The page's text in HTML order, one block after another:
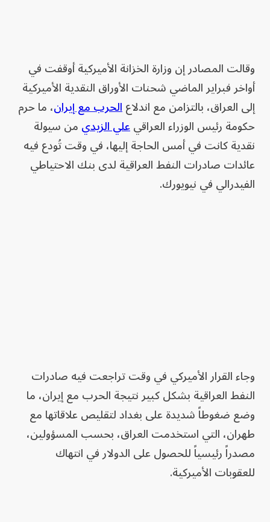
وقالت المصادر إن وزارة الخزانة الأميركية أوقفت في
أواخر فبراير الماضي شحنات الأوراق النقدية الأميركية
إلى العراق، بالتزامن مع اندلاعالحرب مع إيران، ما حرم
حكومة رئيس الوزراء العراقيعلي الزيديمن سيولة
نقدية كانت في أمس الحاجة إليها، في وقت تُودع فيه
عائدات صادرات النفط العراقية لدى بنك الاحتياطي
الفيدرالي في نيويورك.
وجاء القرار الأميركي في وقت تراجعت فيه صادرات
النفط العراقية بشكل كبير نتيجة الحرب مع إيران، ما
وضع ضغوطاً شديدة على بغداد لتقليص علاقاتها مع
طهران، التي استخدمت العراق، بحسب المسؤولين،
مصدراً رئيسياً للحصول على الدولار في انتهاك
للعقوبات الأميركية.